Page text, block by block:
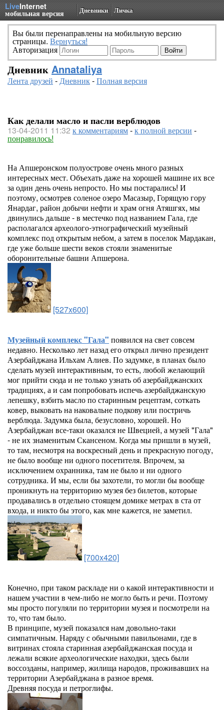
LiveInternet
мобильная версия Дневники Личка
Вы были перенаправлены на мобильную версию
страницы. Вернуться!
Авторизация
Дневник Annataliya
Лента друзей -Дневник-Полная версия
Как делали масло и пасли верблюдов
13-04-2011 11:32 к комментариям-к полной версии -
понравилось!
На Апшеронском полуострове очень много разных
интересных мест. Объехать даже на хорошей машине их все
за один день очень непросто. Но мы постарались! И
поэтому, осмотрев соленое озеро Масазыр, Горящую гору
Янардаг, район добычи нефти и храм огня Атяшгях, мы
двинулись дальше - в местечко под названием Гала, где
располагался археолого-этнографический музейный
комплекс под открытым небом, а затем в поселок Мардакан,
где уже больше шести веков стояли знаменитые
оборонительные башни Апшерона.
[527x600]
Музейный комплекс "Гала" появился на свет совсем
недавно. Несколько лет назад его открыл лично президент
Азербайджана Ильхам Алиев. По задумке, в планах было
сделать музей интерактивным, то есть, любой желающий
мог прийти сюда и не только узнать об азербайджанских
традициях, а и сам попробовать испечь азербайджанскую
лепешку, взбить масло по старинным рецептам, соткать
ковер, выковать на наковальне подкову или постричь
верблюда. Задумка была, безусловно, хорошей. Но
Азербайджан все-таки оказался не Швецией, а музей "Гала"
- не их знаменитым Скансеном. Когда мы пришли в музей,
то там, несмотря на воскресный день и прекрасную погоду,
не было вообще ни одного посетителя. Впрочем, за
исключением охранника, там не было и ни одного
сотрудника. И мы, если бы захотели, то могли бы вообще
проникнуть на территорию музея без билетов, которые
продавались в отдельно стоящем домике метрах в ста от
входа, и никто бы этого, как мне кажется, не заметил.
[700x420]
Конечно, при таком раскладе ни о какой интерактивности и
нашем участии в чем-либо не могло быть и речи. Поэтому
мы просто погуляли по территории музея и посмотрели на
то, что там было.
В принципе, музей показался нам довольно-таки
симпатичным. Наряду с обычными павильонами, где в
витринах стояла старинная азербайджанская посуда и
лежали всякие археологические находки, здесь были
воссозданы, например, жилища народов, проживавших на
территории Азербайджана в разное время.
Древняя посуда и петроглифы.